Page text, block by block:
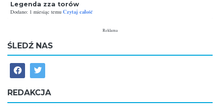
Legenda zza torów
Dodano: 1 miesiąc temu Czytaj całość
Reklama
ŚLEDŹ NAS
REDAKCJA